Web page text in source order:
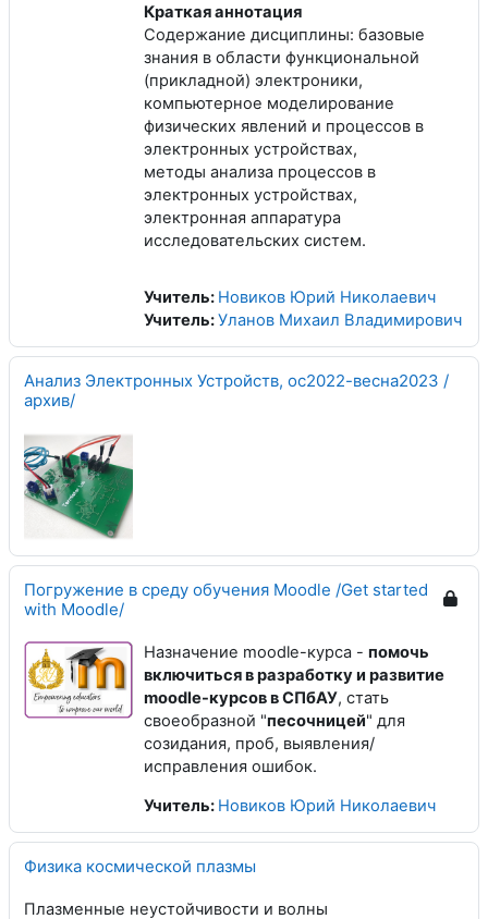
Краткая аннотация
Содержание дисциплины: базовые
знания в области функциональной
(прикладной) электроники,
компьютерное моделирование
физических явлений и процессов в
электронных устройствах,
методы анализа процессов в
электронных устройствах,
электронная аппаратура
исследовательских систем.
Учитель: Новиков Юрий Николаевич
Учитель:Уланов Михаил Владимирович
Анализ Электронных Устройств, ос2022-весна2023 /
архив/
Погружение в среду обучения Moodle /Get started
with Moodle/
Назначение moodle-курса - помочь
включиться в разработку и развитие
moodle-курсов в СПбАУ, стать
своеобразной "песочницей" для
созидания, проб, выявления/
исправления ошибок.
Учитель: Новиков Юрий Николаевич
Физика космической плазмы
Плазменные неустойчивости и волны